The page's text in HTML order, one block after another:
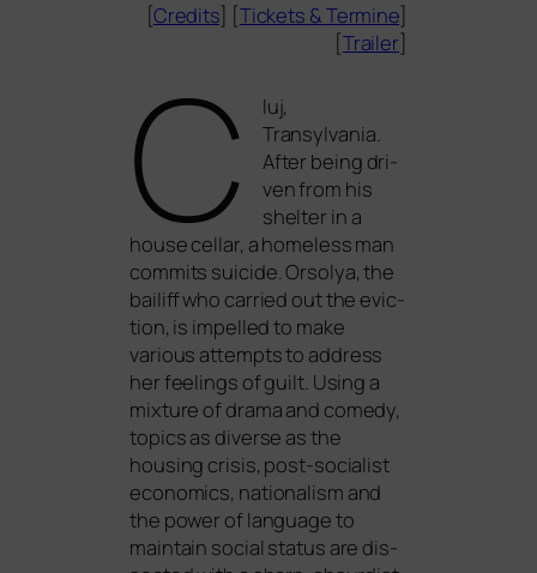
[Credits] [Tickets &Termine]
[Trailer]
C
luj,
Transylvania.
After being dri­
ven from his
shel­ter in a
house cel­lar, a home­l­ess man
com­mits sui­ci­de. Orsolya, the
bai­liff who car­ri­ed out the evic­
tion, is impel­led to make
various attempts to address
her fee­lings of guilt. Using a
mix­tu­re of dra­ma and come­dy,
topics as diver­se as the
housing cri­sis, post-socia­list
eco­no­mics, natio­na­lism and
the power of lan­guage to
main­tain social sta­tus are dis­